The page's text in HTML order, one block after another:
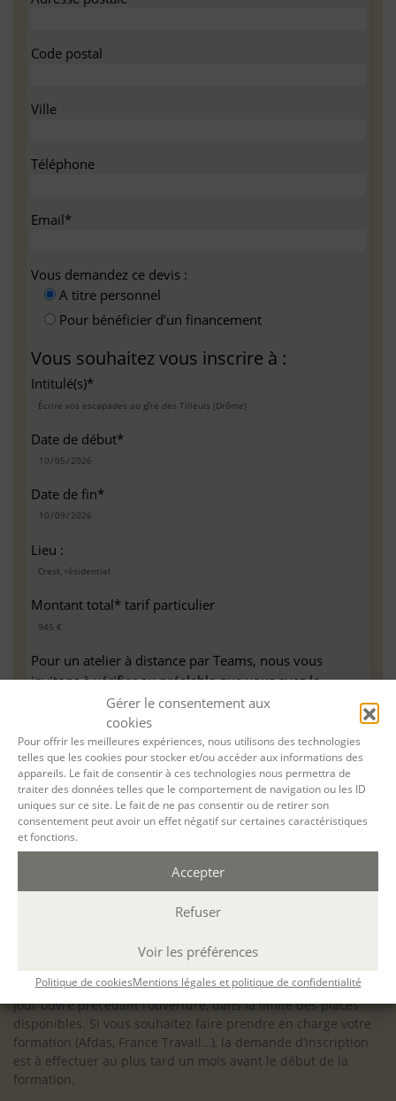
Gérer le consentement aux
cookies
Pour offrir les meilleures expériences, nous utilisons des technologies
telles que les cookies pour stocker et/ou accéder aux informations des
appareils. Le fait de consentir à ces technologies nous permettra de
traiter des données telles que le comportement de navigation ou les ID
uniques sur ce site. Le fait de ne pas consentir ou de retirer son
consentement peut avoir un effet négatif sur certaines caractéristiques
et fonctions.
Accepter
Refuser
Voir les préférences
Politique de cookiesMentions légales et politique de confidentialité
Code postal
Ville
Téléphone
Email*
Vous demandez ce devis :
A titre personnel
Pour bénéficier d’un financement
Vous souhaitez vous inscrire à :
Intitulé(s)*
Date de début*
Date de fin*
Lieu :
Montant total* tarif particulier
Pour un atelier à distance par Teams, nous vous
invitons à vérifier au préalable que vous avez la
configuration minimale requise pour pouvoir travailler
dans les meilleures conditions : Configuration
matérielle requise pourMicrosoft Teams | Microsoft
Learn
Accessibilité : ALEPH-ÉCRITURE est sensible à l’inclusion des
personnes en situation de handicap. Si vous avez besoin
d’un aménagement spécifique de programme, n’hésitez pas
à nous contacter en amont de votre inscription afin
supports, accessibilité de nos salles).
inscriptions à nos activités sont ouvertes jusqu’au dernier
jour ouvré précédant l’ouverture, dans la limite des places
disponibles. Si vous souhaitez faire prendre en charge votre
formation (Afdas, France Travail…), la demande d’inscription
est à effectuer au plus tard un mois avant le début de la
formation.